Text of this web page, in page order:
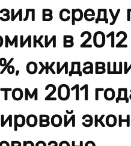
в среду
в 2012
2011